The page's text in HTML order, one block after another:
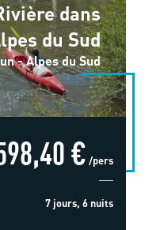
dans
du Sud
- Alpes du Sud
€ /pers
7 jours, 6 nuits